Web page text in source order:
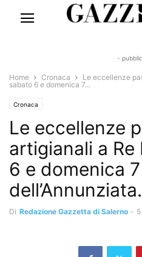
-
Home Cronaca
Le eccellenze
sabato 6 e domenica 7...
Cronaca
Le eccellenze
artigianali a
6 e domenica
dell’Annunziata.
Di Redazione Gazzetta di Salerno -